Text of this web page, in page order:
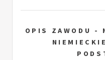
OPIS ZAWODU -